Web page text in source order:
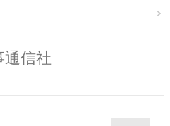
通信社